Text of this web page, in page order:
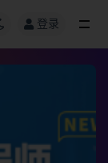
登录